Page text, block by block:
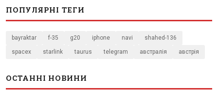
ПОПУЛЯРНІ ТЕГИ
bayraktar f-35 g20 iphone navi shahed-136
spacex starlink taurus telegram австралія австрія
ОСТАННІ НОВИНИ